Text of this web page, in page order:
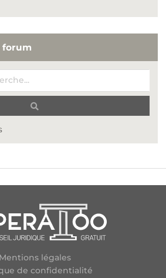
forum
Mentions légales
de confidentialité